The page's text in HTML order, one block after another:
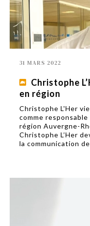
31 MARS 2022
Christophe
en région
Christophe L'Her
comme
région Auvergne-
Christophe L’Her
la communication